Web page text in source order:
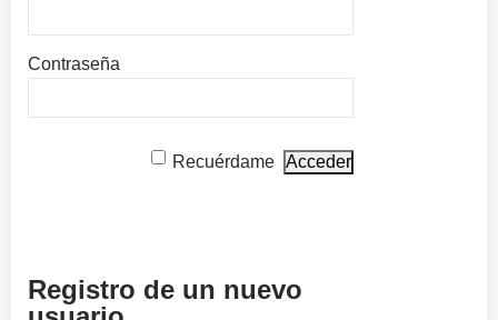
Contraseña
Recuérdame
Registro de un nuevo